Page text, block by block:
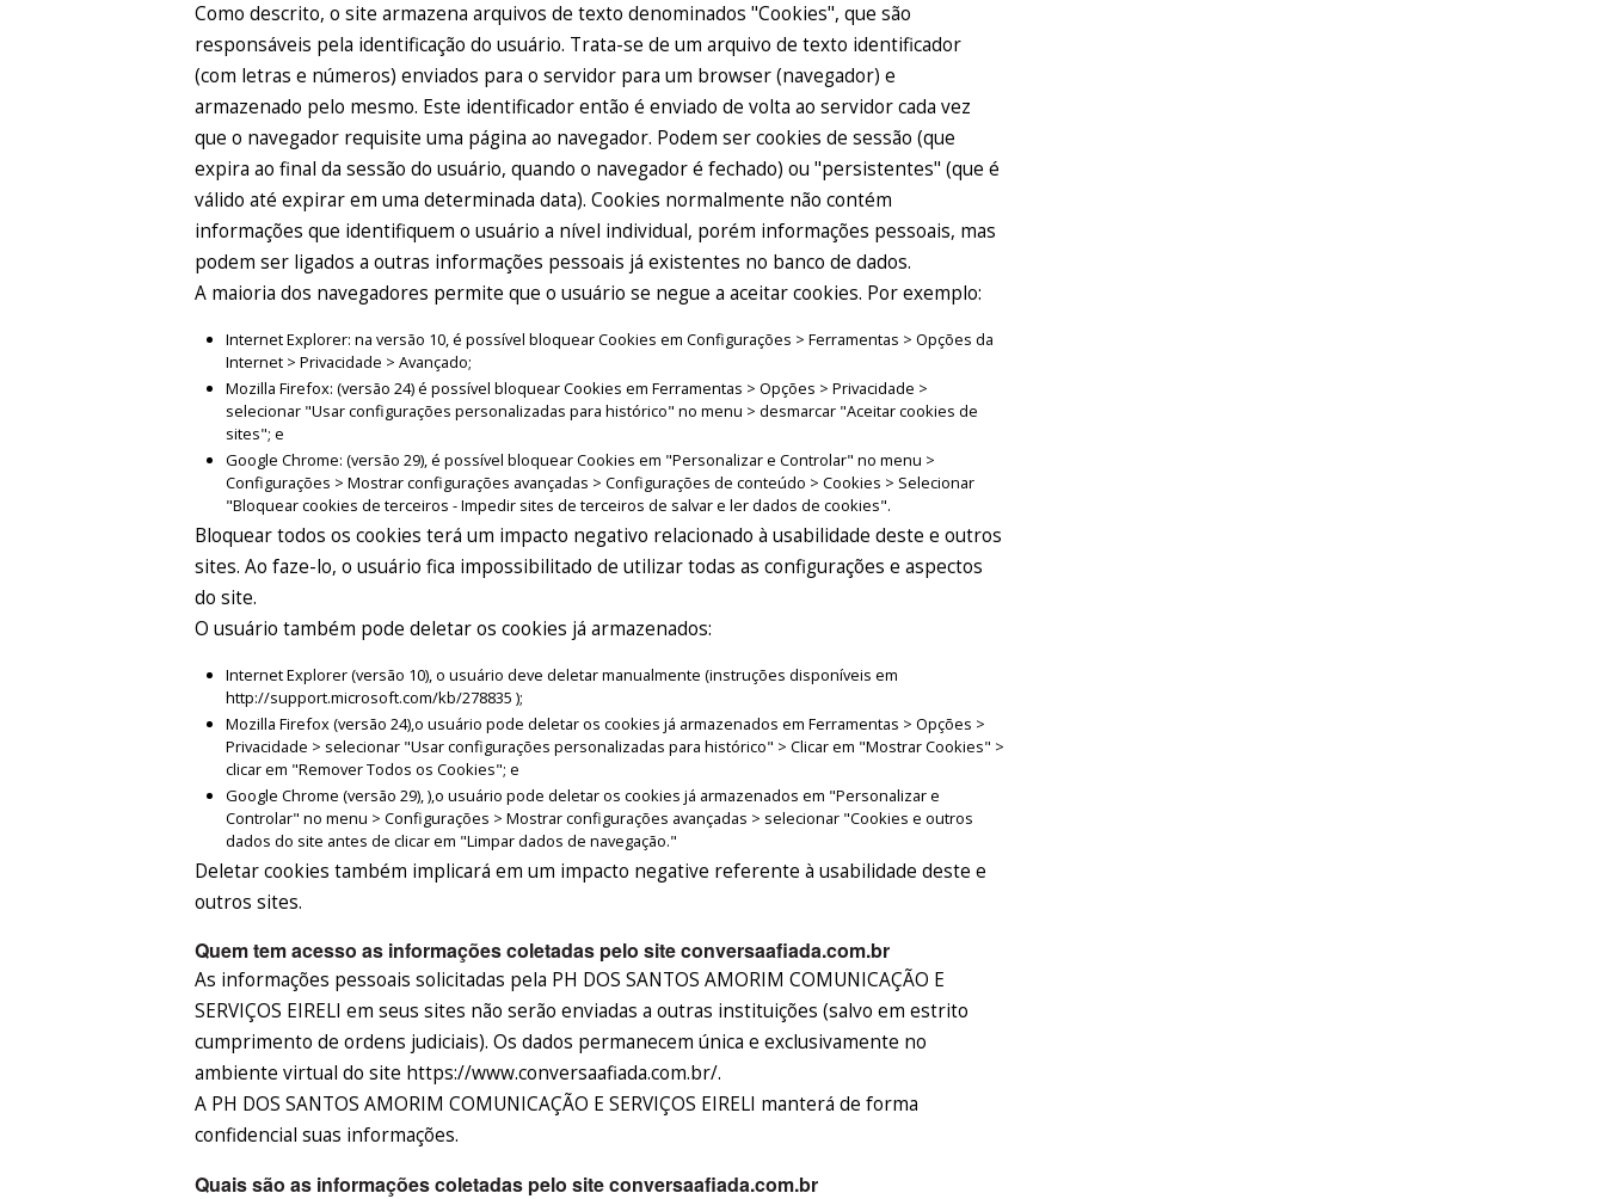
Como descrito, o site armazena arquivos de texto denominados "Cookies", que são
responsáveis pela identificação do usuário. Trata-se de um arquivo de texto identificador
(com letras e números) enviados para o servidor para um browser (navegador) e
armazenado pelo mesmo. Este identificador então é enviado de volta ao servidor cada vez
que o navegador requisite uma página ao navegador. Podem ser cookies de sessão (que
expira ao final da sessão do usuário, quando o navegador é fechado) ou "persistentes" (que é
válido até expirar em uma determinada data). Cookies normalmente não contém
informações que identifiquem o usuário a nível individual, porém informações pessoais, mas
podem ser ligados a outras informações pessoais já existentes no banco de dados.
A maioria dos navegadores permite que o usuário se negue a aceitar cookies. Por exemplo:
Internet Explorer: na versão 10, é possível bloquear Cookies em Configurações > Ferramentas > Opções da
Internet > Privacidade > Avançado;
Mozilla Firefox: (versão 24) é possível bloquear Cookies em Ferramentas > Opções > Privacidade >
selecionar "Usar configurações personalizadas para histórico" no menu > desmarcar "Aceitar cookies de
sites"; e
Google Chrome: (versão 29), é possível bloquear Cookies em "Personalizar e Controlar" no menu >
Configurações > Mostrar configurações avançadas > Configurações de conteúdo > Cookies > Selecionar
"Bloquear cookies de terceiros - Impedir sites de terceiros de salvar e ler dados de cookies".
Bloquear todos os cookies terá um impacto negativo relacionado à usabilidade deste e outros
sites. Ao faze-lo, o usuário fica impossibilitado de utilizar todas as configurações e aspectos
do site.
O usuário também pode deletar os cookies já armazenados:
Internet Explorer (versão 10), o usuário deve deletar manualmente (instruções disponíveis em
http://support.microsoft.com/kb/278835 );
Mozilla Firefox (versão 24),o usuário pode deletar os cookies já armazenados em Ferramentas > Opções >
Privacidade > selecionar "Usar configurações personalizadas para histórico" > Clicar em "Mostrar Cookies" >
clicar em "Remover Todos os Cookies"; e
Google Chrome (versão 29), ),o usuário pode deletar os cookies já armazenados em "Personalizar e
Controlar" no menu > Configurações > Mostrar configurações avançadas > selecionar "Cookies e outros
dados do site antes de clicar em "Limpar dados de navegação."
Deletar cookies também implicará em um impacto negative referente à usabilidade deste e
outros sites.
Quem tem acesso as informações coletadas pelo site conversaafiada.com.br
As informações pessoais solicitadas pela PH DOS SANTOS AMORIM COMUNICAÇÃO E
SERVIÇOS EIRELI em seus sites não serão enviadas a outras instituições (salvo em estrito
cumprimento de ordens judiciais). Os dados permanecem única e exclusivamente no
ambiente virtual do site https://www.conversaafiada.com.br/.
A PH DOS SANTOS AMORIM COMUNICAÇÃO E SERVIÇOS EIRELI manterá de forma
confidencial suas informações.
Quais são as informações coletadas pelo site conversaafiada.com.br